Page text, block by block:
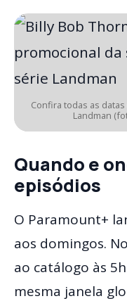
Confira todas as
Landman
Quando e
episódios
O Paramount+
aos domingos.
ao catálogo às
mesma janela